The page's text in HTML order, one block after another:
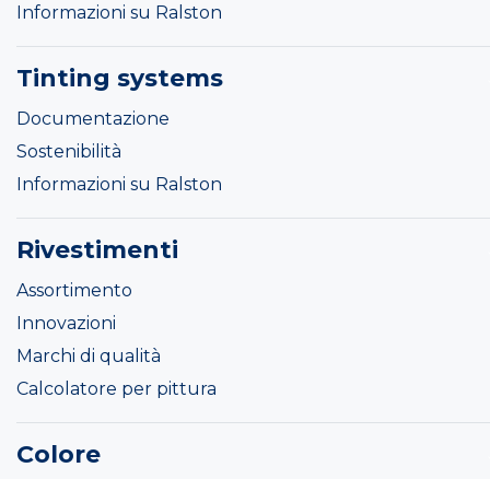
Informazioni su Ralston
Tinting systems
Documentazione
Sostenibilità
Informazioni su Ralston
Rivestimenti
Assortimento
Innovazioni
Marchi di qualità
Calcolatore per pittura
Colore